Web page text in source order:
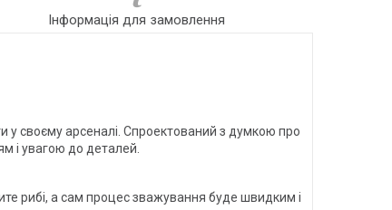
Інформація для замовлення
у своєму арсеналі. Спроектований з думкою про
і увагою до деталей.
рибі, а сам процес зважування буде швидким і